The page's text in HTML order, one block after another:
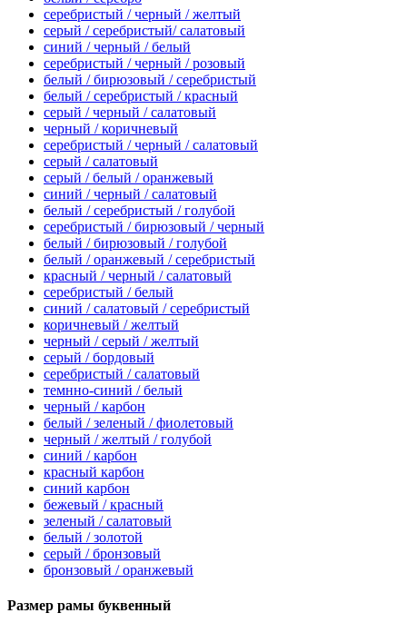
серебристый / черный / желтый
серый / серебристый/ салатовый
синий / черный / белый
серебристый / черный / розовый
белый / бирюзовый / серебристый
белый / серебристый / красный
серый / черный / салатовый
черный / коричневый
серебристый / черный / салатовый
серый / салатовый
серый / белый / оранжевый
синий / черный / салатовый
белый / серебристый / голубой
серебристый / бирюзовый / черный
белый / бирюзовый / голубой
белый / оранжевый / серебристый
красный / черный / салатовый
серебристый / белый
синий / салатовый / серебристый
коричневый / желтый
черный / серый / желтый
серый / бордовый
серебристый / салатовый
темнно-синий / белый
черный / карбон
белый / зеленый / фиолетовый
черный / желтый / голубой
синий / карбон
красный карбон
синий карбон
бежевый / красный
зеленый / салатовый
белый / золотой
серый / бронзовый
бронзовый / оранжевый
Размер рамы буквенный